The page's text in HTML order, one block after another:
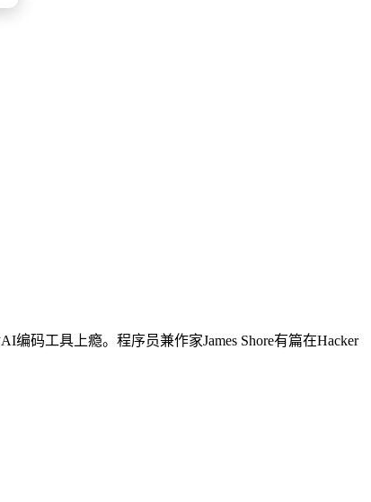
码工具上瘾。程序员兼作家James Shore有篇在Hacker